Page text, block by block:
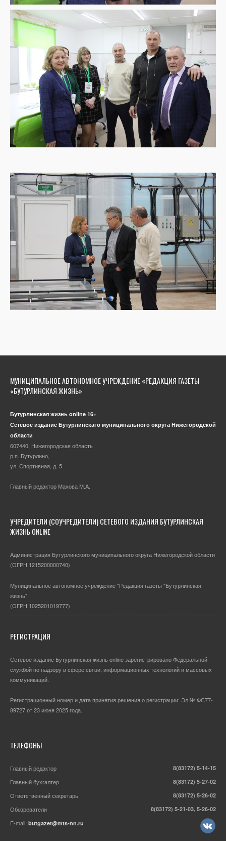
МУНИЦИПАЛЬНОЕ АВТОНОМНОЕ УЧРЕЖДЕНИЕ «РЕДАКЦИЯ ГАЗЕТЫ
«БУТУРЛИНСКАЯ ЖИЗНЬ»
Бутурлинская жизнь online 16+
Сетевое издание Бутурлинскаго муниципального округа Нижегородской
области
607440, Нижегородская область
р.п. Бутурлино,
ул. Спортивная, д. 5
Главный редактор Махова М.А.
УЧРЕДИТЕЛИ (СОУЧРЕДИТЕЛИ) СЕТЕВОГО ИЗДАНИЯ БУТУРЛИНСКАЯ
ЖИЗНЬ ONLINE
Администрация Бутурлинского муниципального округа Нижегородской области
(ОГРН 1215200000740)
Муниципальное автономное учреждение "Редакция газеты "Бутурлинская
жизнь"
(ОГРН 1025201019777)
РЕГИСТРАЦИЯ
Сетевое издание Бутурлинская жизнь online зарегистрировано Федеральной
службой по надзору в сфере связи, информационных технологий и массовых
коммуникаций.
Регистрационный номер и дата принятия решения о регистрации: Эл № ФС77-
89727 от 23 июня 2025 года.
ТЕЛЕФОНЫ
Главный редактор 8(83172) 5-14-15
Главный бухгалтер 8(83172) 5-27-02
Ответственный секретарь 8(83172) 5-26-02
Обозреватели 8(83172) 5-21-03, 5-26-02
E-mail: butgazet@mts-nn.ru